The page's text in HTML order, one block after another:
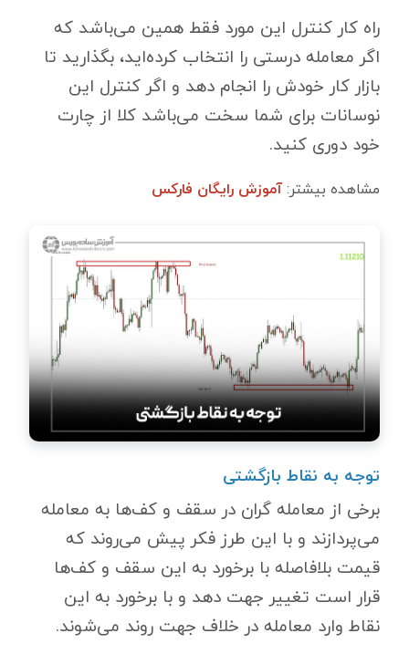
راه کار کنترل این مورد فقط همین می‌باشد که
اگر معامله درستی را انتخاب کرده‌اید، بگذارید تا
بازار کار خودش را انجام دهد و اگر کنترل این
نوسانات برای شما سخت می‌باشد کلا از چارت
خود دوری کنید.
مشاهده بیشتر:آموزش رایگان فارکس
توجه به نقاط بازگشتی
برخی از معامله گران در سقف و کف‌ها به معامله
می‌پردازند و با این طرز فکر پیش می‌روند که
قیمت بلافاصله با برخورد به این سقف و کف‌ها
قرار است تغییر جهت دهد و با برخورد به این
نقاط وارد معامله در خلاف جهت روند می‌شوند.